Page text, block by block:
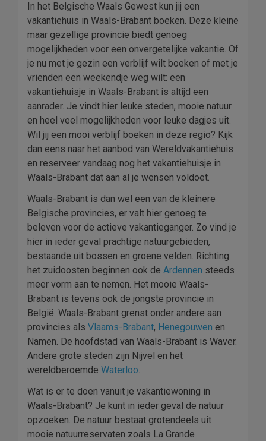
In het Belgische Waals Gewest kun jij een
vakantiehuis in Waals-Brabant boeken. Deze kleine
maar gezellige provincie biedt genoeg
mogelijkheden voor een onvergetelijke vakantie. Of
je nu met je gezin een verblijf wilt boeken of met je
vrienden een weekendje weg wilt: een
vakantiehuisje in Waals-Brabant is altijd een
aanrader. Je vindt hier leuke steden, mooie natuur
en heel veel mogelijkheden voor leuke dagjes uit.
Wil jij een mooi verblijf boeken in deze regio? Kijk
dan eens naar het aanbod van Wereldvakantiehuis
en reserveer vandaag nog het vakantiehuisje in
Waals-Brabant dat aan al je wensen voldoet.
Waals-Brabant is dan wel een van de kleinere
Belgische provincies, er valt hier genoeg te
beleven voor de actieve vakantieganger. Zo vind je
hier in ieder geval prachtige natuurgebieden,
bestaande uit bossen en groene velden. Richting
het zuidoosten beginnen ook de Ardennen steeds
meer vorm aan te nemen. Het mooie Waals-
Brabant is tevens ook de jongste provincie in
België. Waals-Brabant grenst onder andere aan
provincies als Vlaams-Brabant, Henegouwen en
Namen. De hoofdstad van Waals-Brabant is Waver.
Andere grote steden zijn Nijvel en het
wereldberoemde Waterloo.
Wat is er te doen vanuit je vakantiewoning in
Waals-Brabant? Je kunt in ieder geval de natuur
opzoeken. De natuur bestaat grotendeels uit
mooie natuurreservaten zoals La Grande